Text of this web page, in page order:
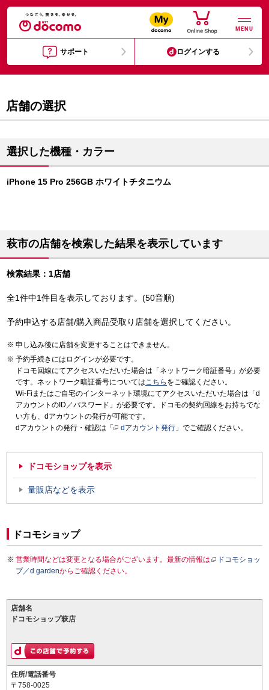
MENU
サポート ログインする
店舗の選択
選択した機種・カラー
iPhone 15 Pro 256GB ホワイトチタニウム
萩市の店舗を検索した結果を表示しています
検索結果：1店舗
全1件中1件目を表示しております。(50音順)
予約申込する店舗/購入商品受取り店舗を選択してください。
申し込み後に店舗を変更することはできません。
予約手続きにはログインが必要です。
ドコモ回線にてアクセスいただいた場合は「ネットワーク暗証番号」が必要
です。ネットワーク暗証番号についてはこちら をご確認ください。
Wi-Fiまたはご自宅のインターネット環境にてアクセスいただいた場合は「d
アカウントのID／パスワード」が必要です。ドコモの契約回線をお持ちでな
い方も、dアカウントの発行が可能です。
dアカウントの発行・確認は「
dアカウント発行 」でご確認ください。
ドコモショップを表示
量販店などを表示
ドコモショップ
営業時間などは変更となる場合がございます。最新の情報は
ドコモショッ
プ／d gardenからご確認ください。
店舗名
ドコモショップ萩店
住所/電話番号
〒758-0025